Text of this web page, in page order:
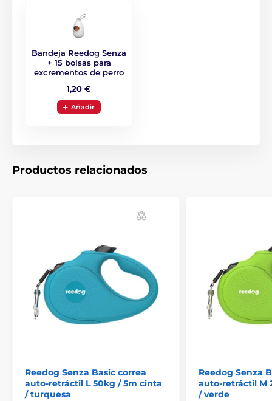
eso el diseño de la correa Reedog Senza es fresco,
original y práctico. No sólo está disponible en cuatro
tamaños diferentes, sino también en seis colores.
Las correas Reedog están equipadas con una cuerda
que nunca se enreda ni se engancha. La cuerda está
fabricada con material de alta resistencia a la tracción.
El tejido se utiliza en el ejército en la fabricación de
paracaídas, por lo que se caracteriza por su excelente
capacidad para soportar cargas.
Bandeja Reedog Senza
+ 15 bolsas para
excrementos de perro
1,20 €
Aňadir
Productos relacionados
Reedog Senza Basic correa
auto-retráctil L 50kg / 5m cinta
/ turquesa
Reedog Senza
auto-retráctil M
/ verde